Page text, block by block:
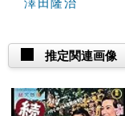
澤田隆治
推定関連画像